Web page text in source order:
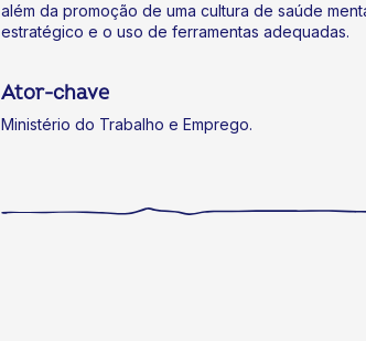
além da promoção de uma cultura de saúde
estratégico e o uso de ferramentas adequadas.
Ator-chave
Ministério do Trabalho e Emprego.